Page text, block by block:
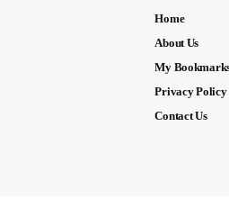
Home
About Us
My
Privacy Policy
Contact Us